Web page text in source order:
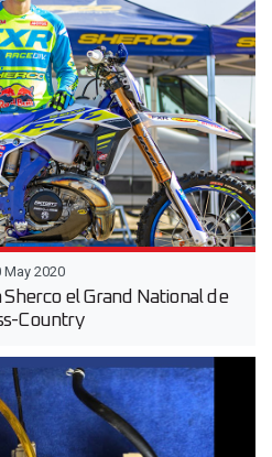
May 2020
el Grand National de
Country